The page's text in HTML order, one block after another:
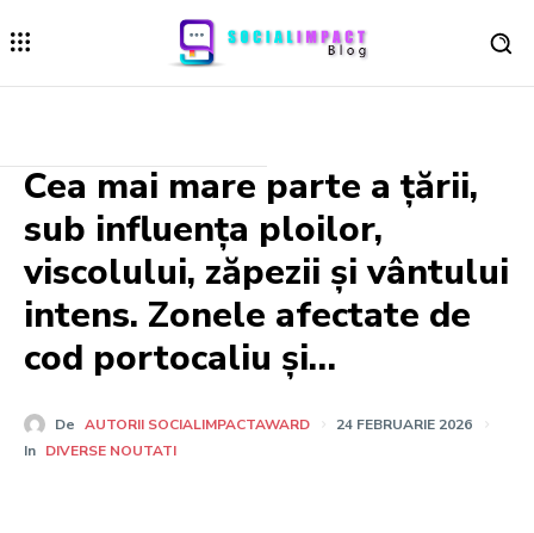
Cea mai mare parte a țării,
sub influența ploilor,
viscolului, zăpezii și vântului
intens. Zonele afectate de
cod portocaliu și…
De AUTORII SOCIALIMPACTAWARD
24 FEBRUARIE 2026
In DIVERSE NOUTATI